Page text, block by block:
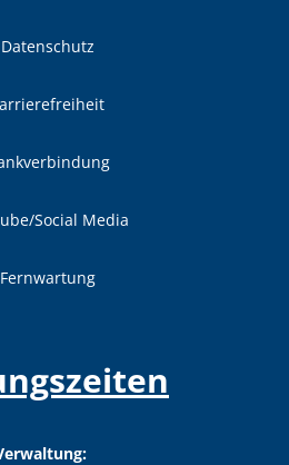
Datenschutz
Social Media
Fernwartung